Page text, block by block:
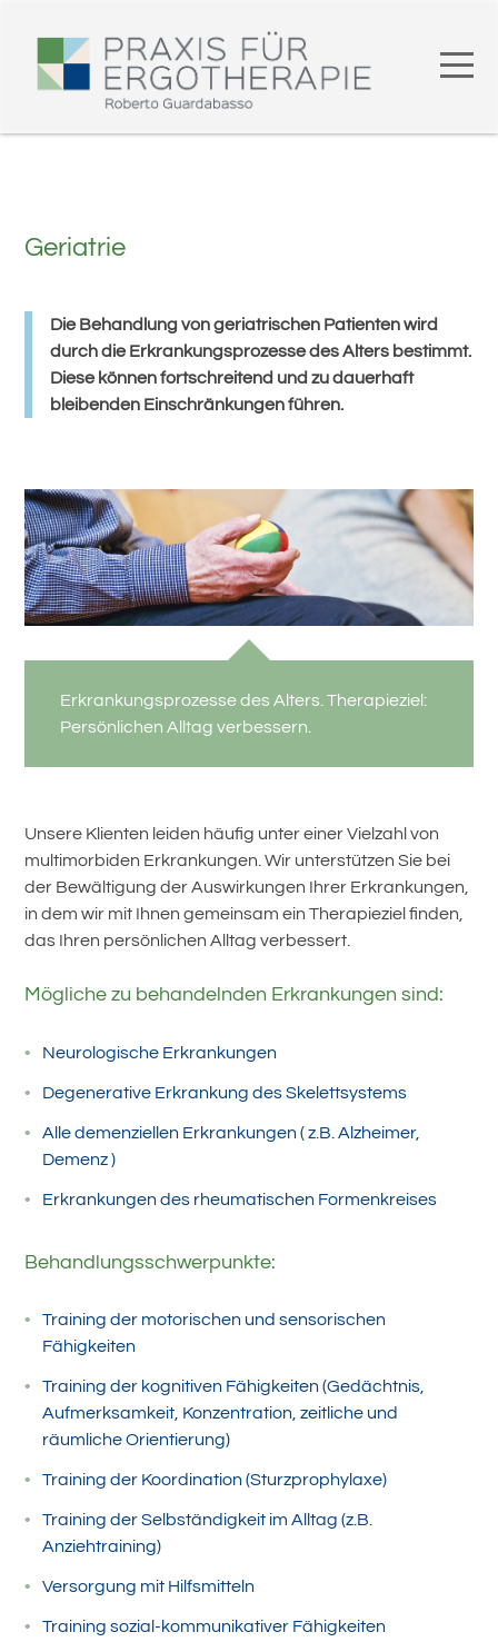
Geriatrie
Die Behandlung von geriatrischen Patienten wird
durch die Erkrankungsprozesse des Alters bestimmt.
Diese können fortschreitend und zu dauerhaft
bleibenden Einschränkungen führen.
Erkrankungsprozesse des Alters. Therapieziel:
Persönlichen Alltag verbessern.
Unsere Klienten leiden häufig unter einer Vielzahl von
multimorbiden Erkrankungen. Wir unterstützen Sie bei
der Bewältigung der Auswirkungen Ihrer Erkrankungen,
in dem wir mit Ihnen gemeinsam ein Therapieziel finden,
das Ihren persönlichen Alltag verbessert.
Mögliche zu behandelnden Erkrankungen sind:
Neurologische Erkrankungen
Degenerative Erkrankung des Skelettsystems
Alle demenziellen Erkrankungen ( z.B. Alzheimer,
Demenz )
Erkrankungen des rheumatischen Formenkreises
Behandlungsschwerpunkte:
Training der motorischen und sensorischen
Fähigkeiten
Training der kognitiven Fähigkeiten (Gedächtnis,
Aufmerksamkeit, Konzentration, zeitliche und
räumliche Orientierung)
Training der Koordination (Sturzprophylaxe)
Training der Selbständigkeit im Alltag (z.B.
Anziehtraining)
Versorgung mit Hilfsmitteln
Training sozial-kommunikativer Fähigkeiten